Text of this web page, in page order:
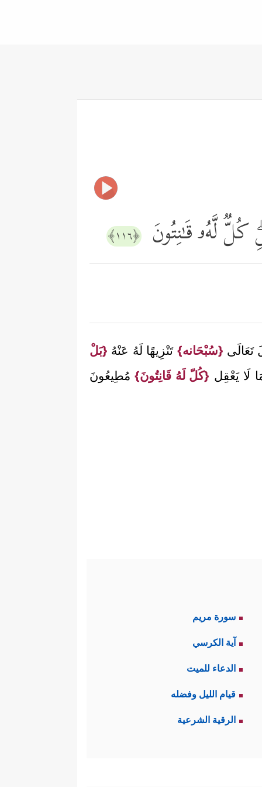
لَّهُۥ قَـٰنِتُونَ ﴿١١٦﴾
تَعَالَى {سُبْحَانه} تَنْزِيهًا لَهُ عَنْهُ {بَلْ
لَا يَعْقِل {كُلّ لَهُ قَانِتُونَ}مُطِيعُونَ
سورة مريم
آية الكرسي
الدعاء للميت
قيام الليل وفضله
الرقية الشرعية